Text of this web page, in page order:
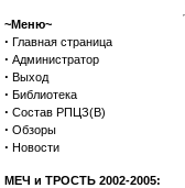
~Меню~
· Главная страница
· Администратор
· Выход
· Библиотека
· Состав РПЦЗ(В)
· Обзоры
· Новости
МЕЧ и ТРОСТЬ 2002-2005: